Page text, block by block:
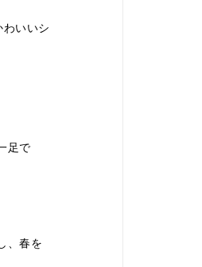
わいいシ
足で
、春を